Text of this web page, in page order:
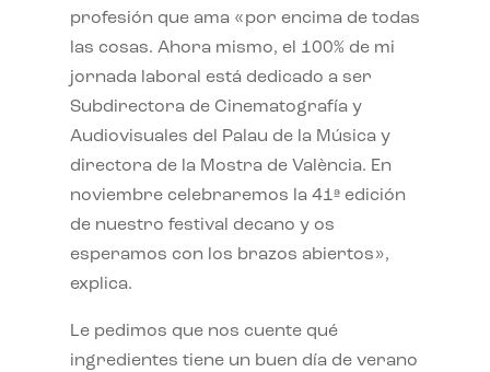
profesión que ama «por encima de todas
las cosas. Ahora mismo, el 100% de mi
jornada laboral está dedicado a ser
Subdirectora de Cinematografía y
Audiovisuales del Palau de la Música y
directora de la Mostra de València. En
noviembre celebraremos la 41ª edición
de nuestro festival decano y os
esperamos con los brazos abiertos»,
explica.
Le pedimos que nos cuente qué
ingredientes tiene un buen día de verano